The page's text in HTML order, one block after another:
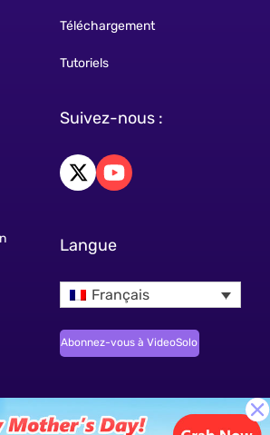
Téléchargement
Tutoriels
Suivez-nous :
Langue
Français
Abonnez-vous à VideoSolo